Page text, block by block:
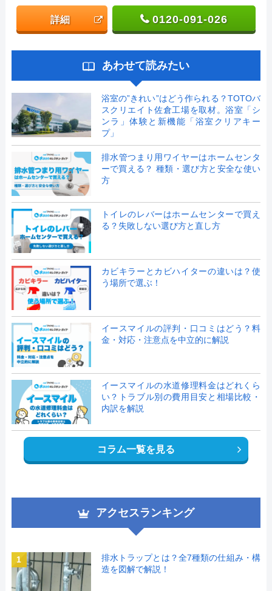
詳細 0120-091-026
あわせて読みたい
浴室の”きれい”はどう作られる？TOTOバ
スクリエイト佐倉工場を取材。浴室「シ
ンラ」体験と新機能「浴室クリアキー
プ」
排水管つまり用ワイヤーはホームセンタ
ーで買える？ 種類・選び方と安全な使い
方
トイレのレバーはホームセンターで買え
る？失敗しない選び方と直し方
カビキラーとカビハイターの違いは？使
う場所で選ぶ！
イースマイルの評判・口コミはどう？料
金・対応・注意点を中立的に解説
イースマイルの水道修理料金はどれくら
い？トラブル別の費用目安と相場比較・
内訳を解説
コラム一覧を見る
アクセスランキング
1
排水トラップとは？全7種類の仕組み・構
造を図解で解説！